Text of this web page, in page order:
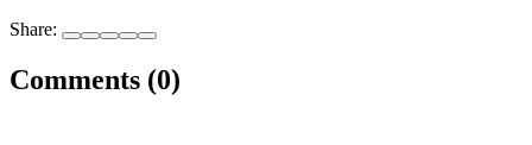
Share:
Comments (0)